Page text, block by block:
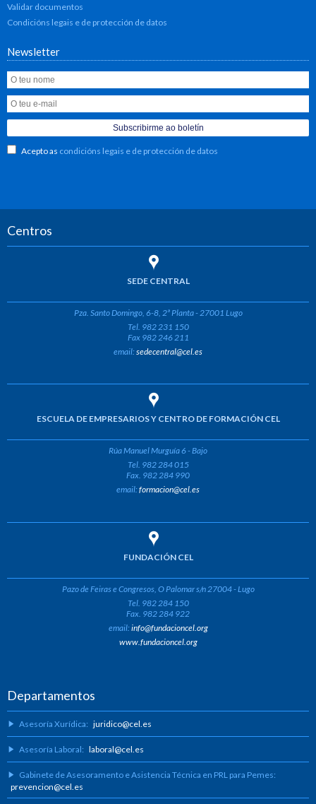
Validar documentos
Condicións legais e de protección de datos
Newsletter
Acepto as condicións legais e de protección de datos
Centros
SEDE CENTRAL
Pza. Santo Domingo, 6-8, 2ª Planta - 27001 Lugo
Tel. 982 231 150
Fax 982 246 211
email:sedecentral@cel.es
ESCUELA DE EMPRESARIOS Y CENTRO DE FORMACIÓN CEL
Rúa Manuel Murguía 6 - Bajo
Tel. 982 284 015
Fax. 982 284 990
email:formacion@cel.es
FUNDACIÓN CEL
Pazo de Feiras e Congresos, O Palomar s/n 27004 - Lugo
Tel. 982 284 150
Fax. 982 284 922
email:info@fundacioncel.org
www.fundacioncel.org
Departamentos
Asesoría Xurídica: juridico@cel.es
Asesoría Laboral: laboral@cel.es
Gabinete de Asesoramento e Asistencia Técnica en PRL para Pemes:
prevencion@cel.es